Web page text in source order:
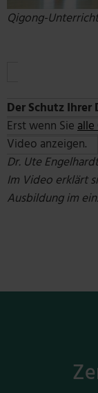
Qigong-
Der Schutz
Erst wenn Sie
Video anzeigen.
Dr. Ute
Im Video erklärt
Ausbildung im